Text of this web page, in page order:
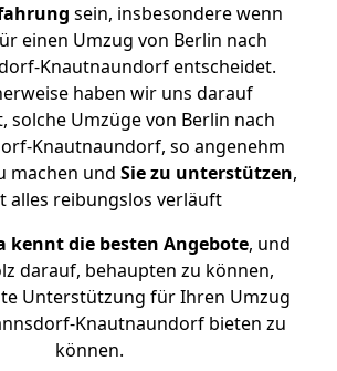
sein, insbesondere wenn
einen Umzug von Berlin nach
Knautnaundorf entscheidet.
haben wir uns darauf
solche Umzüge von Berlin nach
Knautnaundorf, so angenehm
machen und Sie zu unterstützen,
alles reibungslos verläuft
kennt die besten Angebote, und
darauf, behaupten zu können,
Unterstützung für Ihren Umzug
Knautnaundorf bieten zu
können.